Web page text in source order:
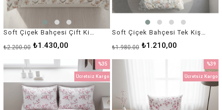
₺1.430,00
₺2.200,00 ₺1.210,00
₺1.980,00
%35
İndirim
%35İndirim
Ücretsiz Kargo
%39
İndirim
Ücretsiz Kargo